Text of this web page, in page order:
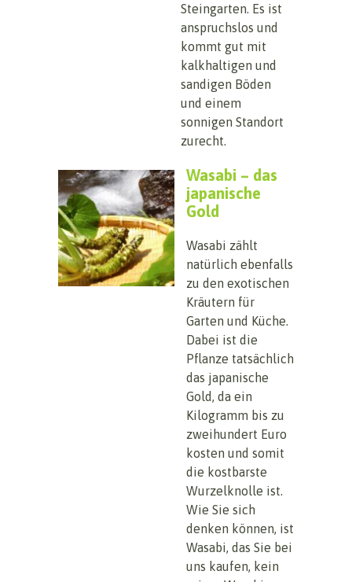
Steingarten. Es ist
anspruchslos und
kommt gut mit
kalkhaltigen und
sandigen Böden
und einem
sonnigen Standort
zurecht.
Wasabi – das
japanische
Gold
Wasabi zählt
natürlich ebenfalls
zu den exotischen
Kräutern für
Garten und Küche.
Dabei ist die
Pflanze tatsächlich
das japanische
Gold, da ein
Kilogramm bis zu
zweihundert Euro
kosten und somit
die kostbarste
Wurzelknolle ist.
Wie Sie sich
denken können, ist
Wasabi, das Sie bei
uns kaufen, kein